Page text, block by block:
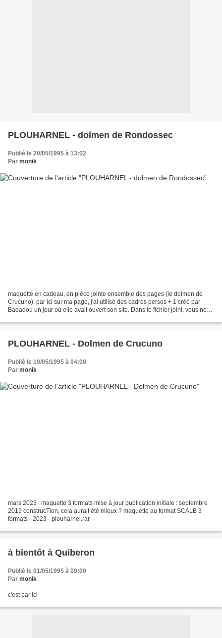
PLOUHARNEL - dolmen de Rondossec
Publié le 20/05/1995 à 13:02
Par monik
maquette en cadeau, en pièce jointe ensemble des pages (le dolmen de
Crucuno), par ici sur ma page, j'ai utilisé des cadres persos + 1 créé par
Badadou un jour où elle avait ouvert son site. Dans le fichier joint, vous ne
PLOUHARNEL - Dolmen de Crucuno
Publié le 19/05/1995 à 04:00
Par monik
mars 2023 : maquette 3 formats mise à jour publication initiale : septembre
2019 construcTion, cela aurait été mieux ? maquette au format SCALB 3
formats - 2023 - plouharnel.rar
à bientôt à Quiberon
Publié le 01/05/1995 à 09:00
Par monik
c'est par ici